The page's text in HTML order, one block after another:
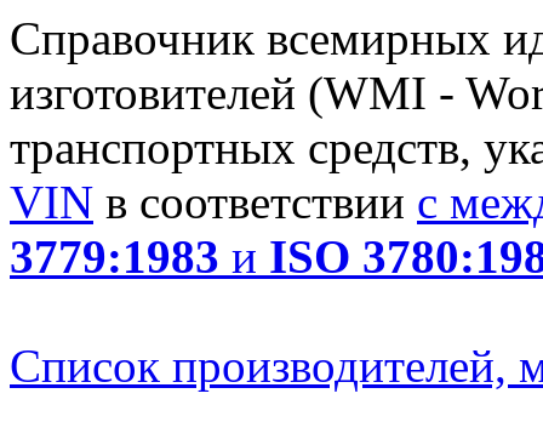
Справочник всемирных
изготовителей (WMI -
транспортных средств,
VIN в соответствии с
3779:1983 и ISO
Список производителей,